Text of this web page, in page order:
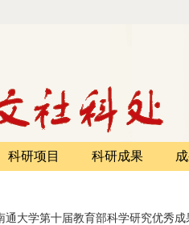
科研项目 科研成果
通大学第十届教育部科学研究优秀